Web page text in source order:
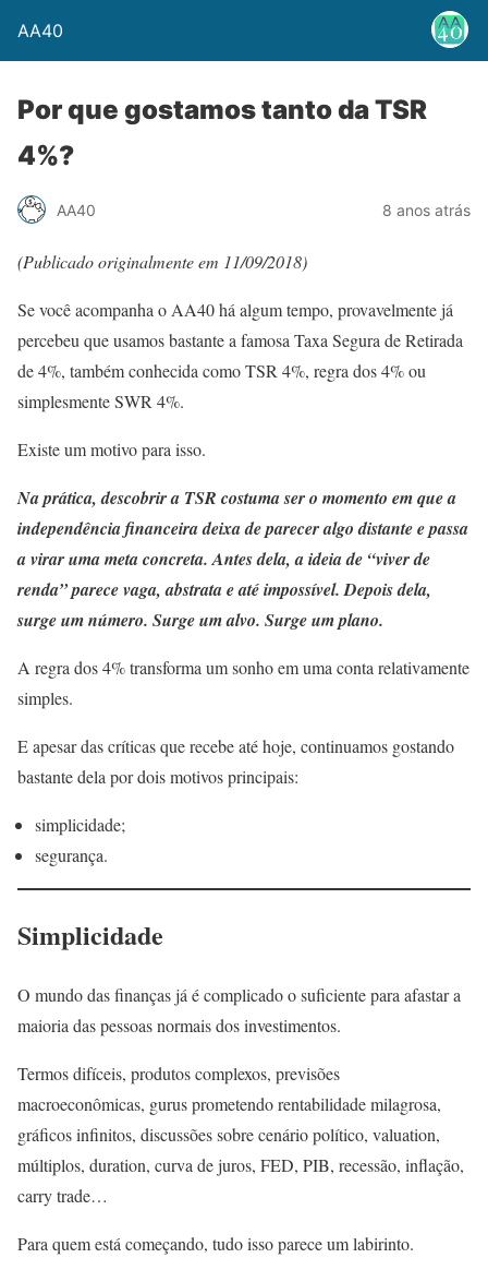
AA40
Por que gostamos tanto da TSR
4%?
AA40 8 anos atrás
(Publicado originalmente em 11/09/2018)
Se você acompanha o AA40 há algum tempo, provavelmente já
percebeu que usamos bastante a famosa Taxa Segura de Retirada
de 4%, também conhecida como TSR 4%, regra dos 4% ou
simplesmente SWR 4%.
Existe um motivo para isso.
Na prática, descobrir a TSR costuma ser o momento em que a
independência financeira deixa de parecer algo distante e passa
a virar uma meta concreta. Antes dela, a ideia de “viver de
renda” parece vaga, abstrata e até impossível. Depois dela,
surge um número. Surge um alvo. Surge um plano.
A regra dos 4% transforma um sonho em uma conta relativamente
simples.
E apesar das críticas que recebe até hoje, continuamos gostando
bastante dela por dois motivos principais:
simplicidade;
segurança.
Simplicidade
O mundo das finanças já é complicado o suficiente para afastar a
maioria das pessoas normais dos investimentos.
Termos difíceis, produtos complexos, previsões
macroeconômicas, gurus prometendo rentabilidade milagrosa,
gráficos infinitos, discussões sobre cenário político, valuation,
múltiplos, duration, curva de juros, FED, PIB, recessão, inflação,
carry trade…
Para quem está começando, tudo isso parece um labirinto.